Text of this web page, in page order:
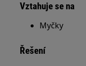
Vztahuje se na
Myčky
Řešení